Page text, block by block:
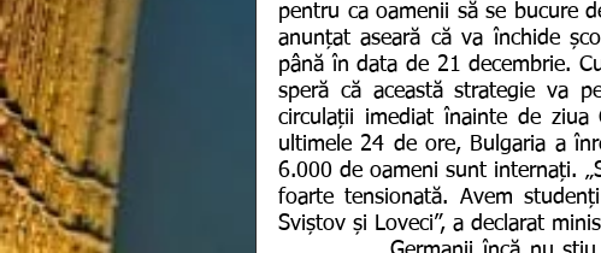
pentru ca oamenii să se bucure
anunțat aseară că va închide
până în data de 21 decembrie.
speră că această strategie va
circulații imediat înainte de ziua
ultimele 24 de ore, Bulgaria a
6.000 de oameni sunt internați.
foarte tensionată. Avem
Sviștov și Loveci”, a declarat